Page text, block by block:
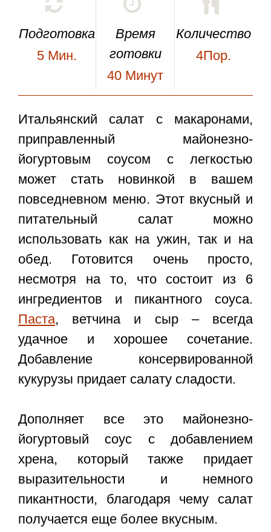
Подготовка
5 Мин.
Время
готовки
40 Минут
Количество
4Пор.
Итальянский салат с макаронами,
приправленный майонезно-
йогуртовым соусом с легкостью
может стать новинкой в вашем
повседневном меню. Этот вкусный и
питательный салат можно
использовать как на ужин, так и на
обед. Готовится очень просто,
несмотря на то, что состоит из 6
ингредиентов и пикантного соуса.
Паста, ветчина и сыр – всегда
удачное и хорошее сочетание.
Добавление консервированной
кукурузы придает салату сладости.
Дополняет все это майонезно-
йогуртовый соус с добавлением
хрена, который также придает
выразительности и немного
пикантности, благодаря чему салат
получается еще более вкусным.